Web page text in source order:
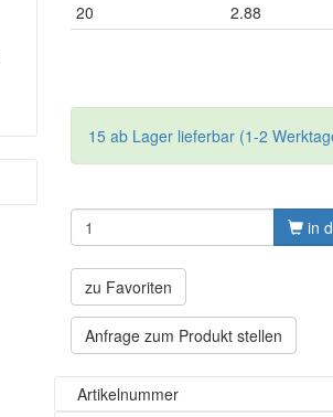
20 2.88
15 ab Lager lieferbar (1-2
in
zu Favoriten
Anfrage zum Produkt stellen
Artikelnummer